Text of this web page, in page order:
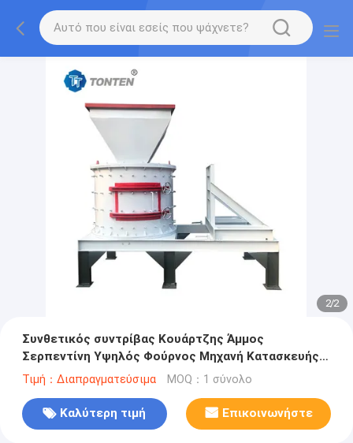
2/2
Συνθετικός συντρίβας Κουάρτζης Άμμος
Σερπεντίνη Υψηλός Φούρνος Μηχανή Κατασκευής
Άμμου Σλάγκας
Τιμή：Διαπραγματεύσιμα MOQ：1 σύνολο
Καλύτερη τιμή Επικοινωνήστε